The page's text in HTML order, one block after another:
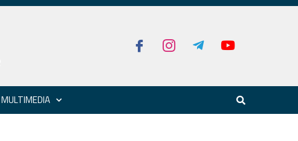
MULTIMEDIA